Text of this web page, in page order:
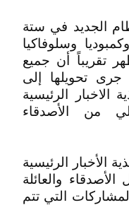
الجديد في ستة
وسلوفاكيا
تقريباً أن جميع
جرى تحويلها إلى
الاخبار الرئيسية
من الأصدقاء
الأخبار الرئيسية
والعائلة
التي تتم